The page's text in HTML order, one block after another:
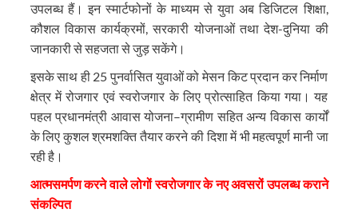
उपलब्ध हैं। इन स्मार्टफोनों के माध्यम से युवा अब डिजिटल शिक्षा,
कौशल विकास कार्यक्रमों, सरकारी योजनाओं तथा देश-दुनिया की
जानकारी से सहजता से जुड़ सकेंगे।
इसके साथ ही 25 पुनर्वासित युवाओं को मेसन किट प्रदान कर निर्माण
क्षेत्र में रोजगार एवं स्वरोजगार के लिए प्रोत्साहित किया गया। यह
पहल प्रधानमंत्री आवास योजना–ग्रामीण सहित अन्य विकास कार्यों
के लिए कुशल श्रमशक्ति तैयार करने की दिशा में भी महत्वपूर्ण मानी जा
रही है।
आत्मसमर्पण करने वाले लोगों स्वरोजगार के नए अवसरों उपलब्ध कराने
संकल्पित